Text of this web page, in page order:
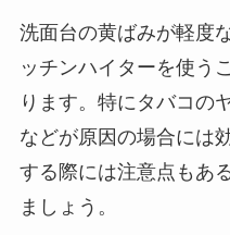
洗面台の黄ばみが軽度
ッチンハイターを使う
ります。特にタバコの
などが原因の場合には
する際には注意点もあ
ましょう。